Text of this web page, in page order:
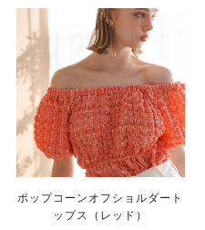
ポップコーンオフショルダート
ップス（レッド）